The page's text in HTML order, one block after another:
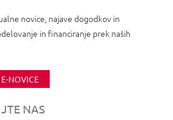
novice, najave dogodkov in
in financiranje prek naših
NOVICE
NAS